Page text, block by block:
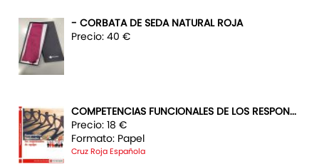
- CORBATA DE SEDA NATURAL ROJA
Precio: 40 €
COMPETENCIAS FUNCIONALES DE LOS RESPON...
Precio: 18 €
Formato: Papel
Cruz Roja Española